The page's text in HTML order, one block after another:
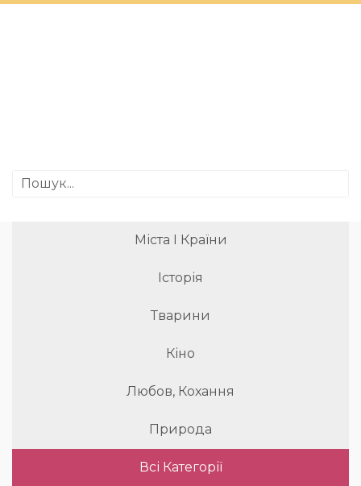
Міста І Країни
Історія
Тварини
Кіно
Любов, Кохання
Природа
Всі Категорії